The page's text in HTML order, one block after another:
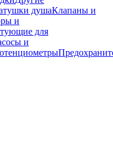
душаКлапаны и
и
для
и